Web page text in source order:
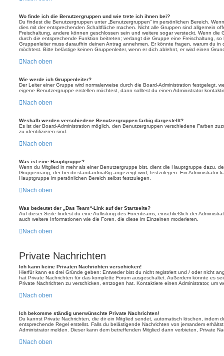
Wo finde ich die Benutzergruppen und wie trete ich ihnen bei?
Du findest die Benutzergruppen unter „Benutzergruppen“ im persönlichen Bereich.
dies mit der entsprechenden Schaltfläche machen. Nicht alle Gruppen sind allgemein
Freischaltung, andere können geschlossen sein und weitere sogar versteckt. Wenn die
durch die entsprechende Funktion beitreten; verlangt die Gruppe eine Freischaltung,
Gruppenleiter muss daraufhin deinen Antrag annehmen. Er könnte fragen, warum du in
möchtest. Bitte belästige keinen Gruppenleiter, wenn er dich ablehnt, er wird einen
Nach oben
Wie werde ich Gruppenleiter?
Der Leiter einer Gruppe wird normalerweise durch die Board-Administration festgelegt,
eigene Benutzergruppe erstellen möchtest, dann solltest du einen Administrator
Nach oben
Weshalb werden verschiedene Benutzergruppen farbig dargestellt?
Es ist der Board-Administration möglich, den Benutzergruppen verschiedene Farben
zu identifizieren sind.
Nach oben
Was ist eine Hauptgruppe?
Wenn du Mitglied in mehr als einer Benutzergruppe bist, dient die Hauptgruppe dazu,
Gruppenrang, der bei dir standardmäßig angezeigt wird, festzulegen. Ein Administrator
Hauptgruppe im persönlichen Bereich selbst festzulegen.
Nach oben
Was bedeutet der „Das Team“-Link auf der Startseite?
Auf dieser Seite findest du eine Auflistung des Forenteams, einschließlich der
auch weitere Informationen wie die Foren, die diese im Einzelnen moderieren.
Nach oben
Private Nachrichten
Ich kann keine Privaten Nachrichten verschicken!
Hierfür kann es drei Gründe geben: Entweder bist du nicht registriert und / oder nicht
hat Private Nachrichten für das komplette Forum ausgeschaltet. Außerdem könnte es
Private Nachrichten zu verschicken, entzogen hat. Kontaktiere einen Administrator, um
Nach oben
Ich bekomme ständig unerwünschte Private Nachrichten!
Du kannst Private Nachrichten, die dir ein Mitglied sendet, automatisch löschen, indem
entsprechende Regel erstellst. Falls du belästigende Nachrichten von jemandem
Administrator melden. Dieser kann dem betreffenden Mitglied dann verbieten, Private
Nach oben